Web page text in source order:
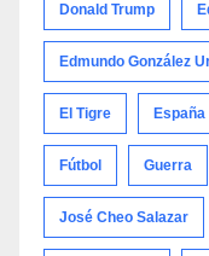
Donald Trump
Edmundo González
El Tigre España
Fútbol Guerra
José Cheo Salazar